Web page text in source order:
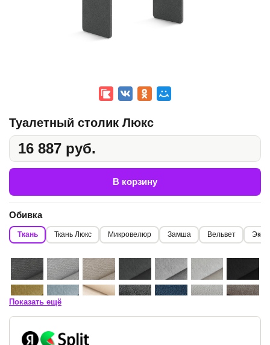
Туалетный столик Люкс
16 887 руб.
В корзину
Обивка
Ткань Ткань Люкс Микровелюр Замша Вельвет
Показать ещё